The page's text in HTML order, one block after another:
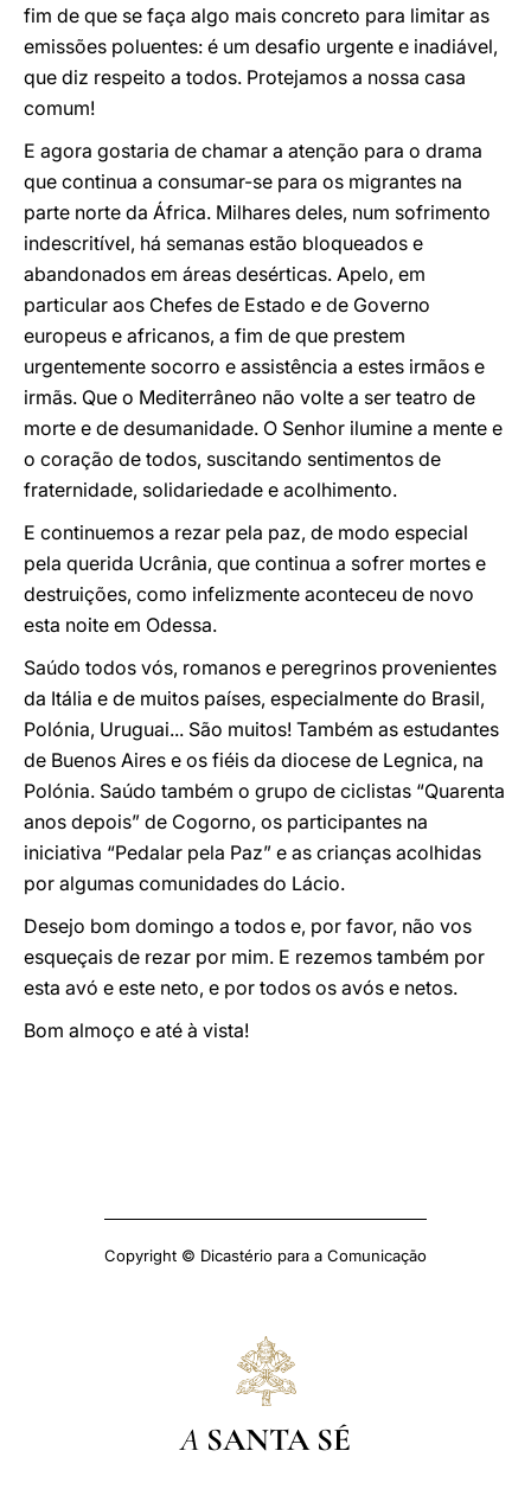
fim de que se faça algo mais concreto para limitar as
emissões poluentes: é um desafio urgente e inadiável,
que diz respeito a todos. Protejamos a nossa casa
comum!
E agora gostaria de chamar a atenção para o drama
que continua a consumar-se para os migrantes na
parte norte da África. Milhares deles, num sofrimento
indescritível, há semanas estão bloqueados e
abandonados em áreas desérticas. Apelo, em
particular aos Chefes de Estado e de Governo
europeus e africanos, a fim de que prestem
urgentemente socorro e assistência a estes irmãos e
irmãs. Que o Mediterrâneo não volte a ser teatro de
morte e de desumanidade. O Senhor ilumine a mente e
o coração de todos, suscitando sentimentos de
fraternidade, solidariedade e acolhimento.
E continuemos a rezar pela paz, de modo especial
pela querida Ucrânia, que continua a sofrer mortes e
destruições, como infelizmente aconteceu de novo
esta noite em Odessa.
Saúdo todos vós, romanos e peregrinos provenientes
da Itália e de muitos países, especialmente do Brasil,
Polónia, Uruguai... São muitos! Também as estudantes
de Buenos Aires e os fiéis da diocese de Legnica, na
Polónia. Saúdo também o grupo de ciclistas “Quarenta
anos depois” de Cogorno, os participantes na
iniciativa “Pedalar pela Paz” e as crianças acolhidas
por algumas comunidades do Lácio.
Desejo bom domingo a todos e, por favor, não vos
esqueçais de rezar por mim. E rezemos também por
esta avó e este neto, e por todos os avós e netos.
Bom almoço e até à vista!
Copyright © Dicastério para a Comunicação
A SANTA SÉ